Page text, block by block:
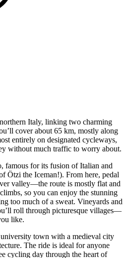
Italy, linking two charming
cover about 65 km, mostly along
entirely on designated cycleways,
without much traffic to worry about.
famous for its fusion of Italian and
Ötzi the Iceman!). From here, pedal
valley—the route is mostly flat and
so you can enjoy the stunning
too much of a sweat. Vineyards and
roll through picturesque villages—
like.
town with a medieval city
The ride is ideal for anyone
cycling day through the heart of